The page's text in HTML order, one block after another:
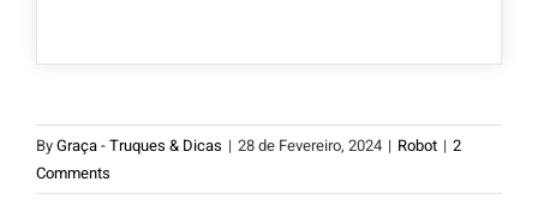
ByGraça - Truques & Dicas | 28 de Fevereiro, 2024 | Robot | 2
Comments